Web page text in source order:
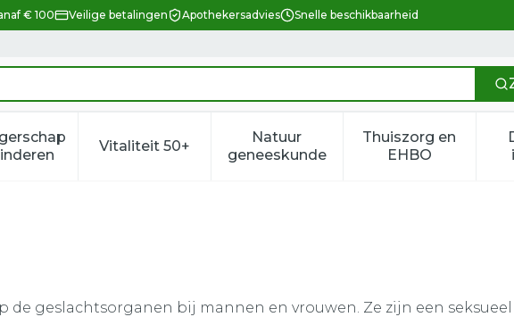
€ 100 Veilige betalingen Apothekersadvies Snelle beschikbaarheid
en hygiëne categorie
Dieet, voeding en vitamines categorie
Toon submenu voor Zwangerschap en kinderen categorie
Vitaliteit 50+Toon submenu voor Vitaliteit 50+ categorie
Natuur
geneeskunde
Toon submenu voor Natuur
Thuiszorg en
EHBO
Toon
geslachtsorganen bij mannen en vrouwen. Ze zijn een